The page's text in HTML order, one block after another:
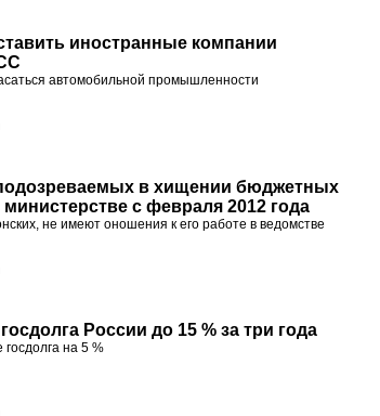
иностранные компании
автомобильной промышленности
в хищении бюджетных
с февраля 2012 года
не имеют оношения к его работе в ведомстве
России до 15 % за три года
на 5 %